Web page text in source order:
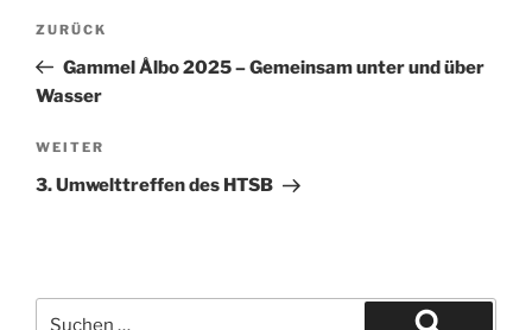
Beitragsnavigation
Vorheriger
Beitrag
ZURÜCK
Gammel Ålbo 2025 – Gemeinsam unter und über
Wasser
Nächster
Beitrag
WEITER
3. Umwelttreffen des HTSB